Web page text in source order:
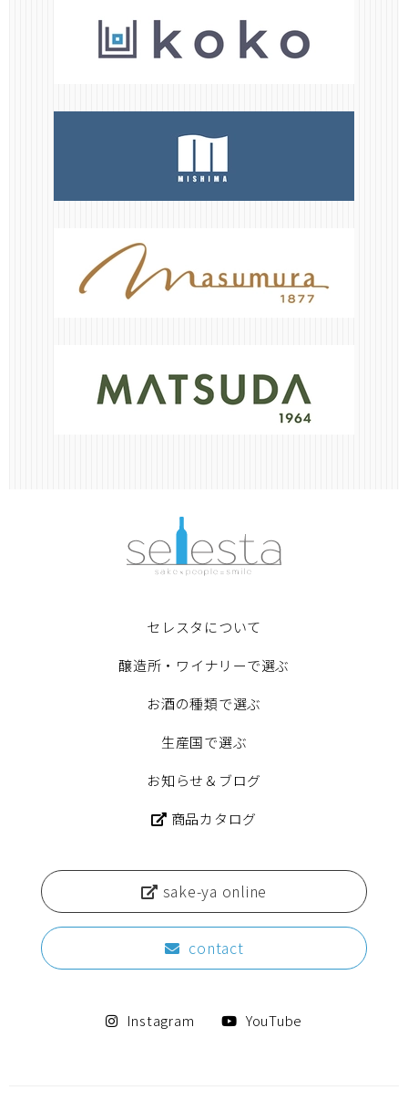
セレスタについて
醸造所・ワイナリーで選ぶ
お酒の種類で選ぶ
生産国で選ぶ
お知らせ＆ブログ
商品カタログ
sake-ya online
contact
Instagram YouTube